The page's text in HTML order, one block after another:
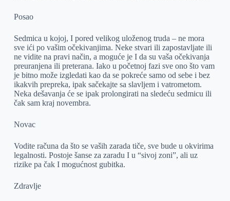
Posao
Sedmica u kojoj, I pored velikog uloženog truda – ne mora
sve ići po vašim očekivanjima. Neke stvari ili zapostavljate ili
ne vidite na pravi način, a moguće je I da su vaša očekivanja
preuranjena ili preterana. Iako u početnoj fazi sve ono što vam
je bitno može izgledati kao da se pokreće samo od sebe i bez
ikakvih prepreka, ipak sačekajte sa slavljem i vatrometom.
Neka dešavanja će se ipak prolongirati na sledeću sedmicu ili
čak sam kraj novembra.
Novac
Vodite računa da što se vaših zarada tiče, sve bude u okvirima
legalnosti. Postoje šanse za zaradu I u “sivoj zoni”, ali uz
rizike pa čak I mogućnost gubitka.
Zdravlje